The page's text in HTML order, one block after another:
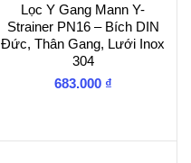
Lọc Y Gang Mann Y-
Strainer PN16 – Bích DIN
Đức, Thân Gang, Lưới Inox
304
683.000 ₫